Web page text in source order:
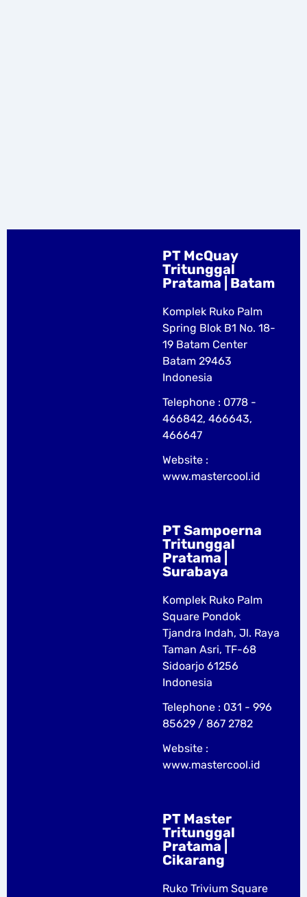
PT McQuay
Tritunggal
Pratama | Batam
Komplek Ruko Palm
Spring Blok B1 No. 18-
19 Batam Center
Batam 29463
Indonesia
Telephone : 0778 -
466842, 466643,
466647
Website :
www.mastercool.id
PT Sampoerna
Tritunggal
Pratama |
Surabaya
Komplek Ruko Palm
Square Pondok
Tjandra Indah, Jl. Raya
Taman Asri, TF-68
Sidoarjo 61256
Indonesia
Telephone : 031 - 996
85629 / 867 2782
Website :
www.mastercool.id
PT Master
Tritunggal
Pratama |
Cikarang
Ruko Trivium Square